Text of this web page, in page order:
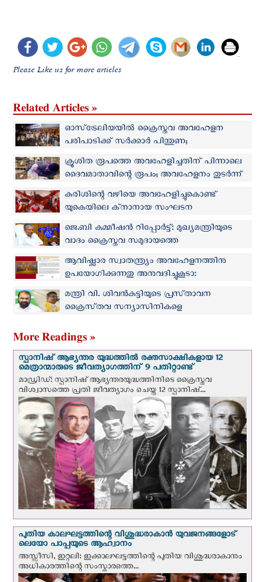
Please Like us for more articles
Related Articles »
ഓസ്‌ട്രേലിയയില്‍ ക്രൈസ്തവ അവഹേളന
പരിപാടിക്ക് സര്‍ക്കാര്‍ പിന്തുണ;
പ്രതിഷേധവുമായി വിശ്വാസികള്‍
ക്രൂശിത രൂപത്തെ അവഹേളിച്ചതിന് പിന്നാലെ
ദൈവമാതാവിന്റെ രൂപം; അവഹേളനം തുടര്‍ന്ന്
ഇസ്രായേല്‍ സൈനികര്‍
കുരിശിന്റെ വഴിയെ അവഹേളിച്ചുകൊണ്ട്
യുകെയിലെ ക്‌നാനായ സംഘടന
ജെ.ബി കമ്മീഷൻ റിപ്പോര്‍ട്ട്: മുഖ്യമന്ത്രിയുടെ
വാദം ക്രൈസ്തവ സമുദായത്തെ
അവഹേളിക്കുന്നതെന്ന് കത്തോലിക്കാ
കോൺഗ്രസ്
ആവിഷ്ക്കാര സ്വാതന്ത്ര്യം അവഹേളനത്തിനു
ഉപയോഗിക്കുന്നതു അനുവദിച്ചുകൂടാ:
ബിനാലെയിലെ ക്രൈസ്തവ അവഹേളനത്തില്‍
സീറോമലബാർ സഭ
മന്ത്രി വി. ശിവൻകുട്ടിയുടെ പ്രസ്‌താവന
ക്രൈസ്‌തവ സന്യാസിനികളെ
കോൺഗ്രസ്
More Readings »
സ്പാനിഷ് ആഭ്യന്തര യുദ്ധത്തില്‍ രക്തസാക്ഷികളായ 12
മെത്രാന്മാരുടെ ജീവത്യാഗത്തിന് 9 പതിറ്റാണ്ട്
മാഡ്രിഡ്: സ്പാനിഷ് ആഭ്യന്തരയുദ്ധത്തിനിടെ ക്രൈസ്തവ
വിശ്വാസത്തെ പ്രതി ജീവത്യാഗം ചെയ്ത 12 സ്പാനിഷ്...
പുതിയ കാലഘട്ടത്തിന്റെ വിശുദ്ധരാകാന്‍ യുവജനങ്ങളോട്
ലെയോ പാപ്പയുടെ ആഹ്വാനം
അസ്സീസി, ഇറ്റലി: ഇക്കാലഘട്ടത്തിന്റെ പുതിയ വിശുദ്ധരാകാനും
അധികാരത്തിന്റെ സംസ്കാരത്തെ...